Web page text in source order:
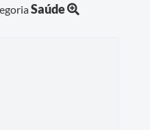
Saúde